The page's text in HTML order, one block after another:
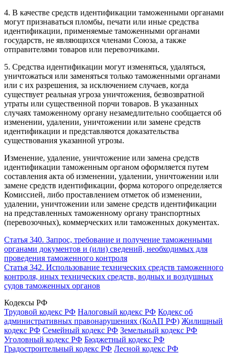
4. В качестве средств идентификации таможенными органами
могут признаваться пломбы, печати или иные средства
идентификации, применяемые таможенными органами
государств, не являющихся членами Союза, а также
отправителями товаров или перевозчиками.
5. Средства идентификации могут изменяться, удаляться,
уничтожаться или заменяться только таможенными органами
или с их разрешения, за исключением случаев, когда
существует реальная угроза уничтожения, безвозвратной
утраты или существенной порчи товаров. В указанных
случаях таможенному органу незамедлительно сообщается об
изменении, удалении, уничтожении или замене средств
идентификации и представляются доказательства
существования указанной угрозы.
Изменение, удаление, уничтожение или замена средств
идентификации таможенным органом оформляется путем
составления акта об изменении, удалении, уничтожении или
замене средств идентификации, форма которого определяется
Комиссией, либо проставлением отметок об изменении,
удалении, уничтожении или замене средств идентификации
на представленных таможенному органу транспортных
(перевозочных), коммерческих или таможенных документах.
Статья 340. Запрос, требование и получение таможенными
органами документов и (или) сведений, необходимых для
проведения таможенного контроля
Статья 342. Использование технических средств таможенного
контроля, иных технических средств, водных и воздушных
судов таможенных органов
Кодексы РФ
Трудовой кодекс РФ Налоговый кодекс РФ Кодекс об
административных правонарушениях (КоАП РФ) Жилищный
кодекс РФ Семейный кодекс РФ Земельный кодекс РФ
Уголовный кодекс РФ Бюджетный кодекс РФ
Градостроительный кодекс РФ Лесной кодекс РФ